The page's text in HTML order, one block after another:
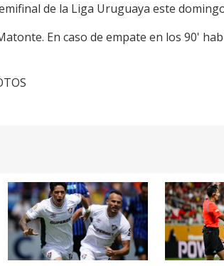
de la Liga Uruguaya este
En caso de empate en los 90'